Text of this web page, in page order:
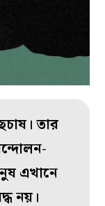
তার
এখানে
নয়।